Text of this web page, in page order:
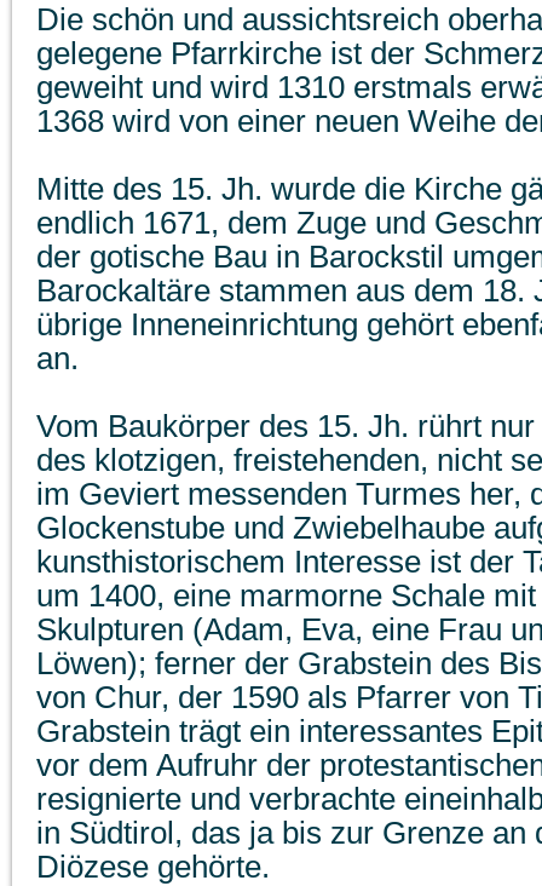
Die schön und aussichtsreich
gelegene Pfarrkirche ist der
geweiht und wird 1310 erstmals
1368 wird von einer neuen Weihe
Mitte des 15. Jh. wurde die Kirche
endlich 1671, dem Zuge und
der gotische Bau in Barockstil
Barockaltäre stammen aus dem 18.
übrige Inneneinrichtung gehört
an.
Vom Baukörper des 15. Jh. rührt
des klotzigen, freistehenden, nicht
im Geviert messenden Turmes her,
Glockenstube und Zwiebelhaube
kunsthistorischem Interesse ist der
um 1400, eine marmorne Schale
Skulpturen (Adam, Eva, eine Frau
Löwen); ferner der Grabstein des
von Chur, der 1590 als Pfarrer von
Grabstein trägt ein interessantes
vor dem Aufruhr der
resignierte und verbrachte
in Südtirol, das ja bis zur Grenze an
Diözese gehörte.